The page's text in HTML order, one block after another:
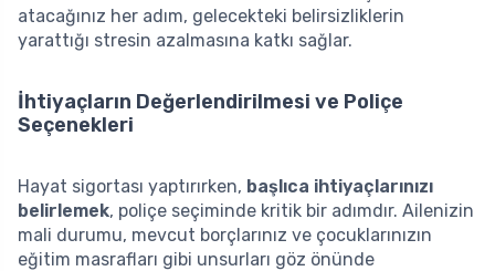
atacağınız her adım, gelecekteki belirsizliklerin
yarattığı stresin azalmasına katkı sağlar.
İhtiyaçların Değerlendirilmesi ve Poliçe
Seçenekleri
Hayat sigortası yaptırırken, başlıca ihtiyaçlarınızı
belirlemek, poliçe seçiminde kritik bir adımdır. Ailenizin
mali durumu, mevcut borçlarınız ve çocuklarınızın
eğitim masrafları gibi unsurları göz önünde